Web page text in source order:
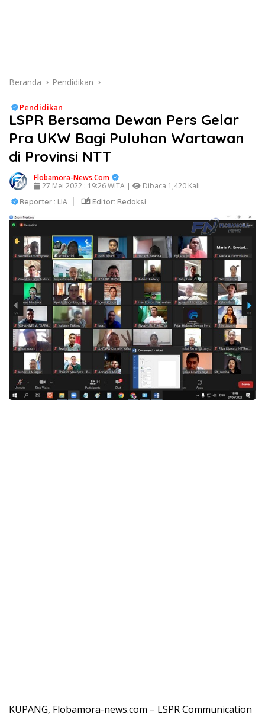
Beranda Pendidikan
Pendidikan
LSPR Bersama Dewan Pers Gelar
Pra UKW Bagi Puluhan Wartawan
di Provinsi NTT
Flobamora-News.Com
27 Mei 2022 : 19:26 WITA |
Dibaca 1,420 Kali
Reporter : LIA Editor: Redaksi
KUPANG, Flobamora-news.com – LSPR Communication